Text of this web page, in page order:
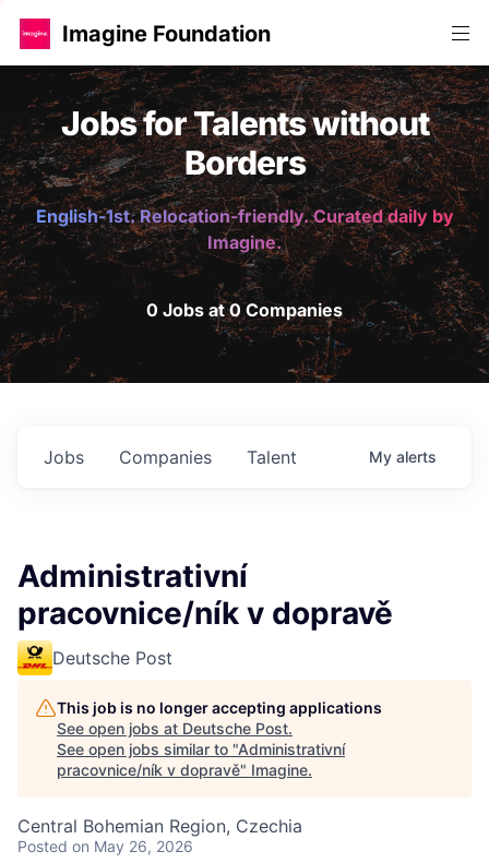
Imagine Foundation
Jobs for Talents without
Borders
English-1st. Relocation-friendly. Curated daily by
Imagine.
0 Jobs at 0 Companies
Jobs Companies Talent My alerts
Administrativní
pracovnice/ník v dopravě
Deutsche Post
This job is no longer accepting applications
See open jobs at Deutsche Post.
See open jobs similar to "Administrativní
pracovnice/ník v dopravě" Imagine.
Central Bohemian Region, Czechia
Posted on May 26, 2026